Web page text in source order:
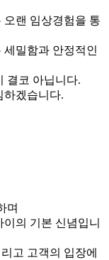
랜 임상경험을 통
밀함과 안정적인
결코 아닙니다.
하겠습니다.
며
의 기본 신념입니
고 고객의 입장에